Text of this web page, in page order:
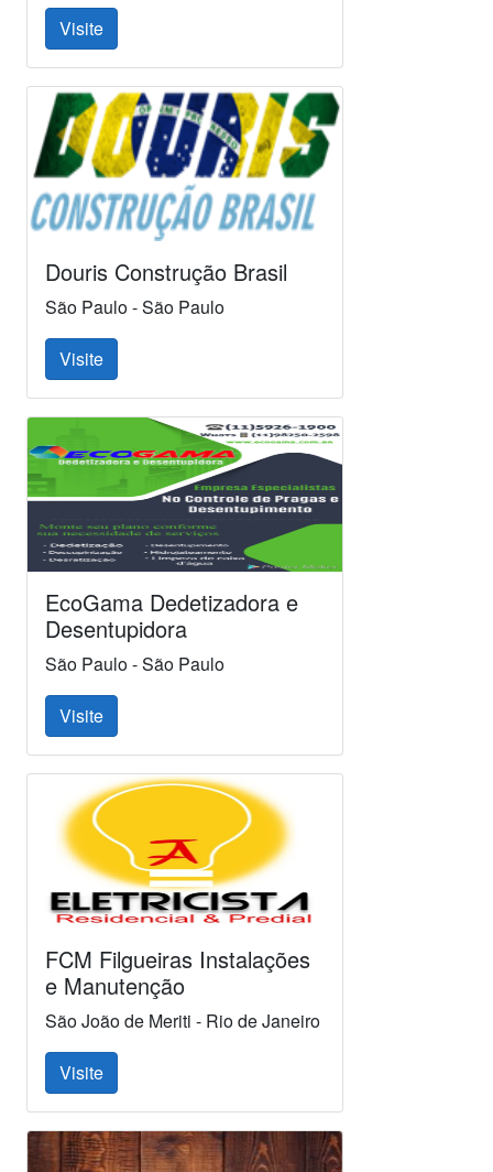
Visite
Douris Construção Brasil
São Paulo - São Paulo
Visite
EcoGama Dedetizadora e
Desentupidora
São Paulo - São Paulo
Visite
FCM Filgueiras Instalações
e Manutenção
São João de Meriti - Rio de Janeiro
Visite